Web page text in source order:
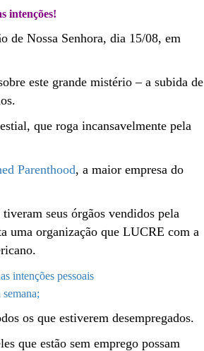
intenções!
de Nossa Senhora, dia 15/08, em
este grande mistério – a subida de
que roga incansavelmente pela
Parenthood, a maior empresa do
seus órgãos vendidos pela
uma organização que LUCRE com a
intenções pessoais
os que estiverem desempregados.
que estão sem emprego possam